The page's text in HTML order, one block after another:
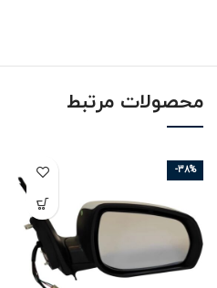
محصولات مرتبط
-38%